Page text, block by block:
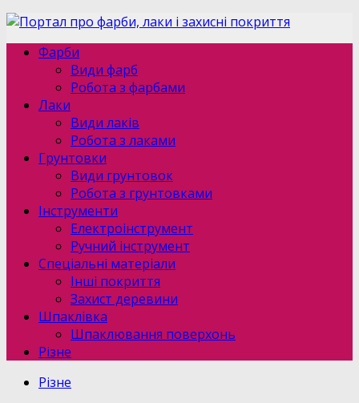
Фарби
Види фарб
Робота з фарбами
Лаки
Види лаків
Робота з лаками
Грунтовки
Види грунтовок
Робота з грунтовками
Інструменти
Електроінструмент
Ручний інструмент
Спеціальні матеріали
Інші покриття
Захист деревини
Шпаклівка
Шпаклювання поверхонь
Різне
Різне